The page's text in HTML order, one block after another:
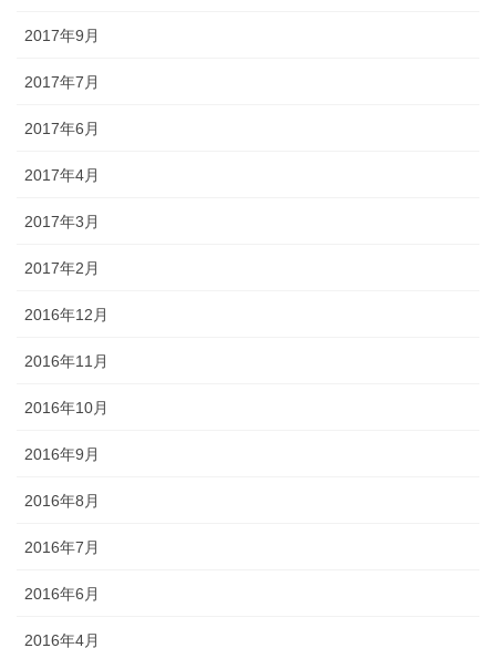
2017年9月
2017年7月
2017年6月
2017年4月
2017年3月
2017年2月
2016年12月
2016年11月
2016年10月
2016年9月
2016年8月
2016年7月
2016年6月
2016年4月